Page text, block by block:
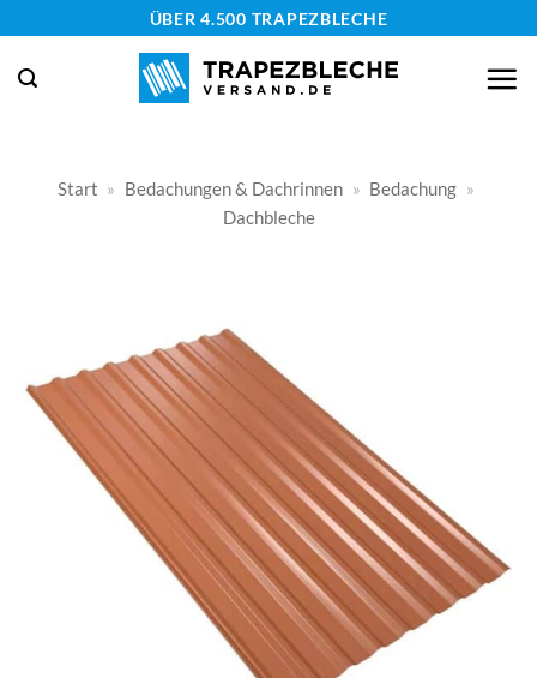
springen
ÜBER 4.500 TRAPEZBLECHE
Start » Bedachungen & Dachrinnen » Bedachung »
Dachbleche